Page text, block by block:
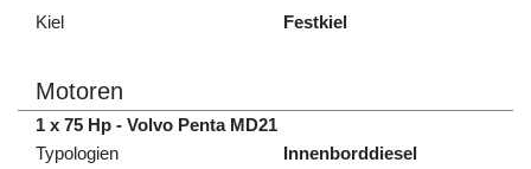
Kiel Festkiel
Motoren
1 x 75 Hp - Volvo Penta MD21
Typologien
Innenborddiesel